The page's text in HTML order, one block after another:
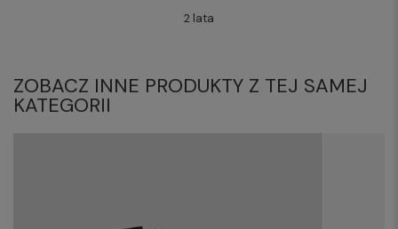
2 lata
ZOBACZ INNE PRODUKTY Z TEJ SAMEJ
KATEGORII